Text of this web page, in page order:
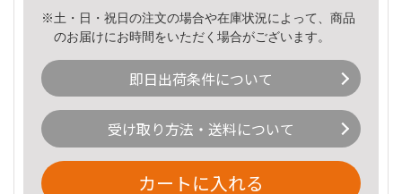
※土・日・祝日の注文の場合や在庫状況によって、商品
のお届けにお時間をいただく場合がございます。
即日出荷条件について
受け取り方法・送料について
カートに入れる